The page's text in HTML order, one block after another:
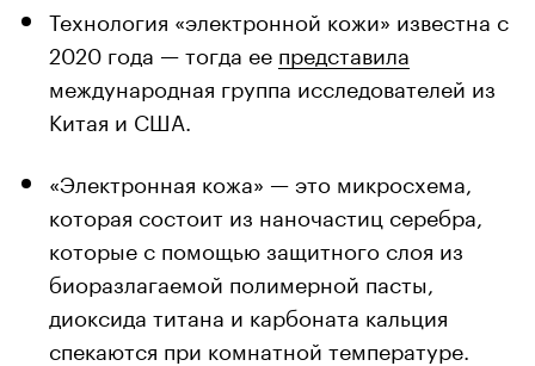
Технология «электронной кожи» известна с
2020 года — тогда ее представила
международная группа исследователей из
Китая и США.
«Электронная кожа» — это микросхема,
которая состоит из наночастиц серебра,
которые с помощью защитного слоя из
биоразлагаемой полимерной пасты,
диоксида титана и карбоната кальция
спекаются при комнатной температуре.